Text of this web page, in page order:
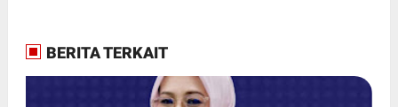
BERITA TERKAIT